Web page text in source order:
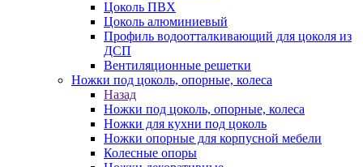
Цоколь ПВХ
Цоколь алюминиевый
Профиль водоотталкивающий для цоколя из
ДСП
Вентиляционные решетки
Ножки под цоколь, опорные, колеса
Назад
Ножки под цоколь, опорные, колеса
Ножки для кухни под цоколь
Ножки опорные для корпусной мебели
Колесные опоры